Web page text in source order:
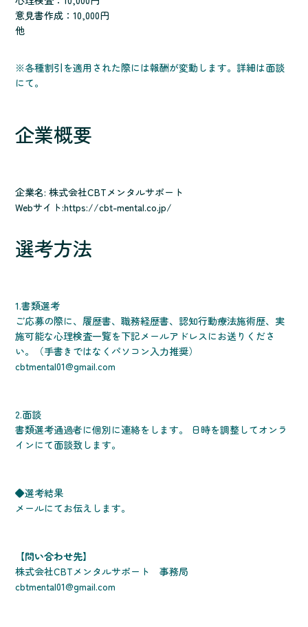
意見書作成：10,000円
他
※各種割引を適用された際には報酬が変動します。詳細は面談
にて。
企業概要
企業名: 株式会社CBTメンタルサポート
Webサイト:https://cbt-mental.co.jp/
選考方法
1.書類選考
ご応募の際に、履歴書、職務経歴書、認知行動療法施術歴、実
施可能な心理検査一覧を下記メールアドレスにお送りくださ
い。（手書きではなくパソコン入力推奨）
cbtmental01@gmail.com
2.面談
書類選考通過者に個別に連絡をします。 日時を調整してオンラ
インにて面談致します。
◆選考結果
メールにてお伝えします。
【問い合わせ先】
株式会社CBTメンタルサポート 事務局
cbtmental01@gmail.com